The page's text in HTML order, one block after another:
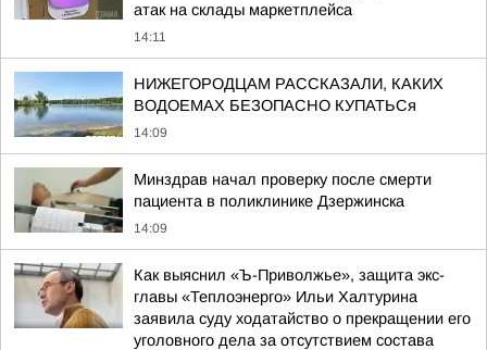
атак на склады маркетплейса
14:11
НИЖЕГОРОДЦАМ РАССКАЗАЛИ, КАКИХ
ВОДОЕМАХ БЕЗОПАСНО КУПАТЬСя
14:09
Минздрав начал проверку после смерти
пациента в поликлинике Дзержинска
14:09
Как выяснил «Ъ-Приволжье», защита экс-
главы «Теплоэнерго» Ильи Халтурина
заявила суду ходатайство о прекращении его
уголовного дела за отсутствием состава